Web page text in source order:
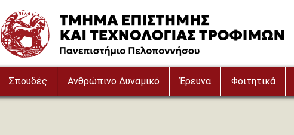
Image
Σπουδές Ανθρώπινο Δυναμικό Έρευνα Φοιτητικά